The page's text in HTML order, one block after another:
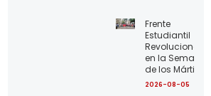
Frente
Estudiantil
Revolucionario
en la Semana
de los Mártires
2026-08-05